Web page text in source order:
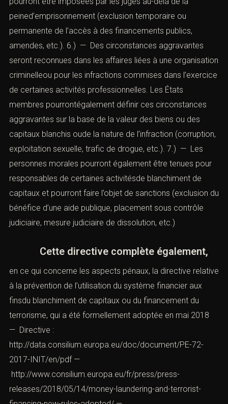
dépistage, à la saisie et à la confiscation des produits du
crimeet au financement du terrorisme (convention de
Varsovie) et des recommandations pertinentes
formuléespar le Groupe d’action financière (GAFI).
4.) — LE BLANCHIMENT DE
D’EMPRISONNEMENT MAXIMALE DE 4 ANS.
5.) — Des sanctions et des mesures supplémentaires
pourront être imposées par les juges au-delà de la
peined’emprisonnement (exclusion temporaire ou
permanente de l’accès à des financements publics,
amendes, etc.). 6.) — Des circonstances aggravantes
seront reconnues dans les affaires liées à une
organisation criminelleou pour les infractions commises
dans l’exercice de certaines activités professionnelles.
Les États membres pourrontégalement définir ces
biens ou des capitaux blanchis oude la nature de
l’infraction (corruption, exploitation sexuelle, trafic de
drogue, etc.). 7.) — Les personnes morales pourront
également être tenues pour responsables de certaines
activitésde blanchiment de capitaux et pourront faire
l’objet de sanctions (exclusion du bénéfice d’une aide
publique, placement sous contrôle judiciaire, mesure
judiciaire de dissolution, etc.)
Cette directive complète également,